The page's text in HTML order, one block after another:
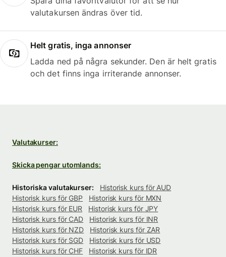
valutakursen ändras över tid.
Helt gratis, inga annonser
Ladda ned på några sekunder. Den är helt gratis
och det finns inga irriterande annonser.
Valutakurser:
Skicka pengar utomlands:
Historiska valutakurser:
Historisk kurs för AUD
Historisk kurs för GBP
Historisk kurs för MXN
Historisk kurs för EUR
Historisk kurs för JPY
Historisk kurs för CAD
Historisk kurs för INR
Historisk kurs för NZD
Historisk kurs för ZAR
Historisk kurs för SGD
Historisk kurs för USD
Historisk kurs för CHF
Historisk kurs för IDR